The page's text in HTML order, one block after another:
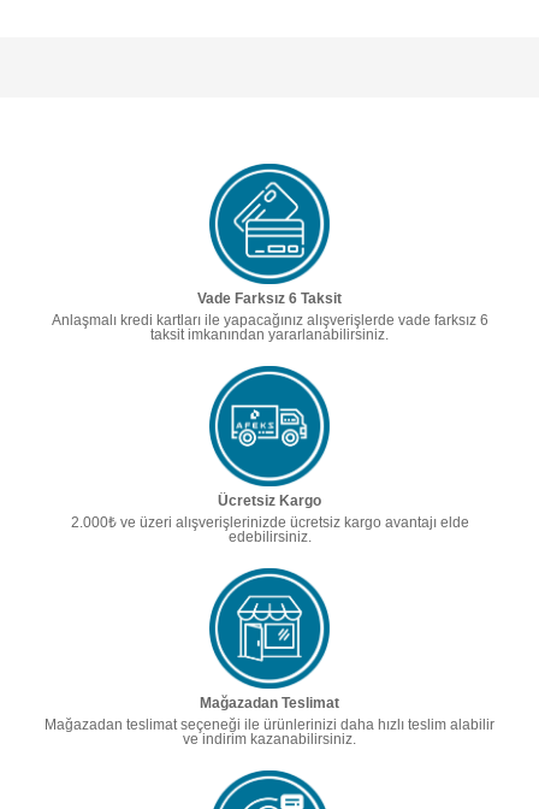
Vade Farksız 6 Taksit
Anlaşmalı kredi kartları ile yapacağınız alışverişlerde vade farksız 6
taksit imkanından yararlanabilirsiniz.
Ücretsiz Kargo
2.000₺ ve üzeri alışverişlerinizde ücretsiz kargo avantajı elde
edebilirsiniz.
Mağazadan Teslimat
Mağazadan teslimat seçeneği ile ürünlerinizi daha hızlı teslim alabilir
ve indirim kazanabilirsiniz.